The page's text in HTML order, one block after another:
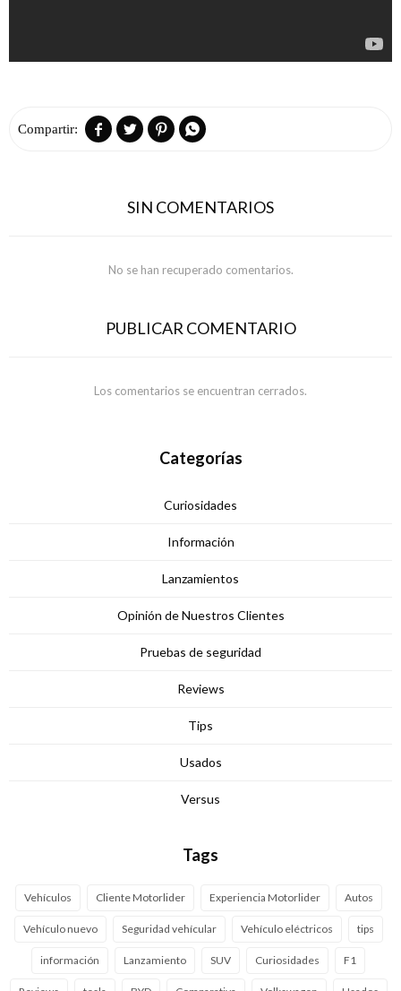
   
SIN COMENTARIOS
No se han recuperado comentarios.
PUBLICAR COMENTARIO
Los comentarios se encuentran cerrados.
Categorías
Curiosidades
Información
Lanzamientos
Opinión de Nuestros Clientes
Pruebas de seguridad
Reviews
Tips
Usados
Versus
Tags
Vehículos Cliente Motorlider Experiencia Motorlider Autos
Vehículo nuevo Seguridad vehícular Vehículo eléctricos tips
información Lanzamiento SUV Curiosidades F1